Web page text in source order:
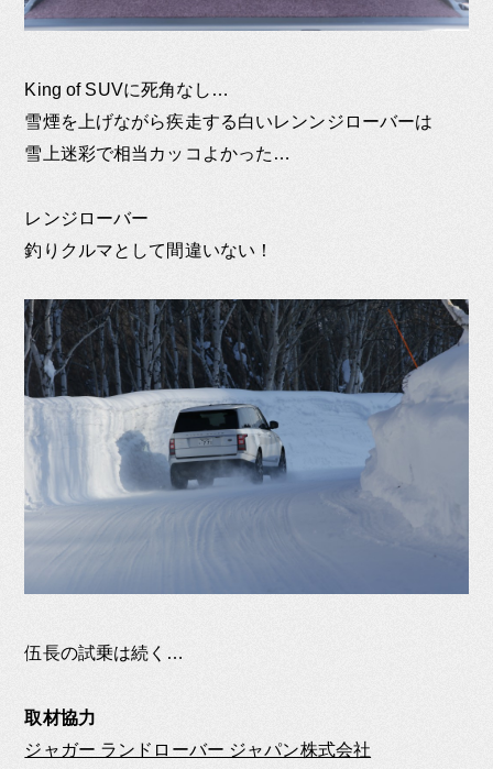
King of SUVに死角なし…
雪煙を上げながら疾走する白いレンンジローバーは
雪上迷彩で相当カッコよかった…
レンジローバー
釣りクルマとして間違いない！
伍長の試乗は続く…
取材協力
ジャガー ランドローバー ジャパン株式会社